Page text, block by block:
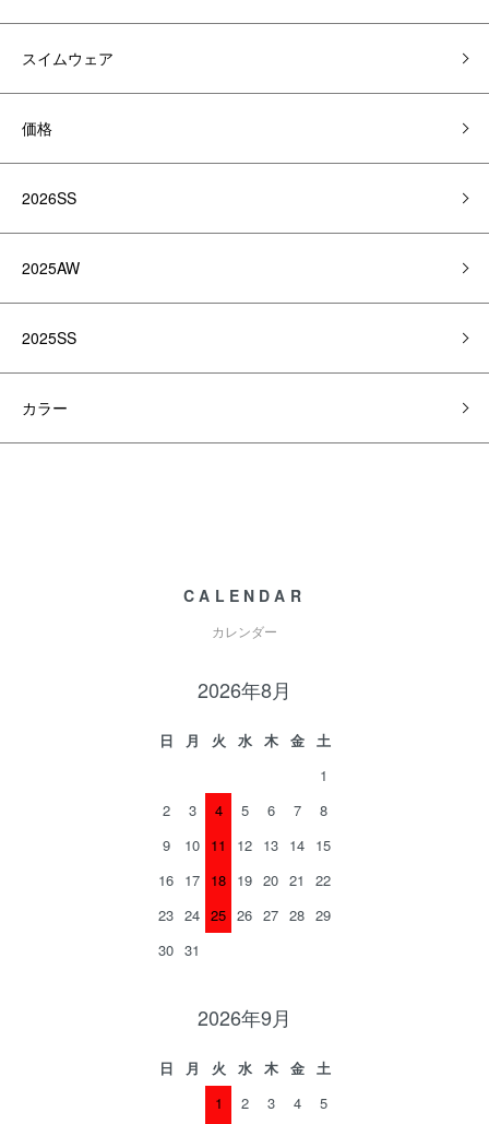
スイムウェア
価格
2026SS
2025AW
2025SS
カラー
CALENDAR
カレンダー
2026年8月
日 月 火 水 木 金
土
1
2
3 4 5 6 7
8
9
10 11 12 13 14 15
16 17 18 19 20 21
22
23 24 25 26 27 28 29
30 31
2026年9月
日 月 火 水 木 金
土
1
2 3 4
5